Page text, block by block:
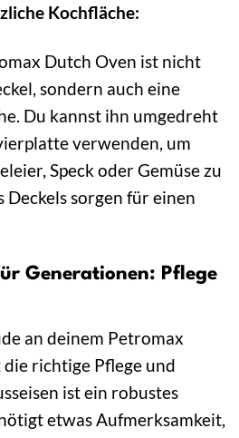
Kochfläche:
Dutch Oven ist nicht
sondern auch eine
Du kannst ihn umgedreht
verwenden, um
Speck oder Gemüse zu
Deckels sorgen für einen
Generationen: Pflege
an deinem Petromax
richtige Pflege und
ist ein robustes
etwas Aufmerksamkeit,